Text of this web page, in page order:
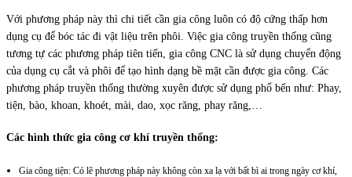
Với phương pháp này thì chi tiết cần gia công luôn có độ cứng thấp hơn
dụng cụ để bóc tác đi vật liệu trên phôi. Việc gia công truyền thống cũng
tương tự các phương pháp tiên tiến, gia công CNC là sử dụng chuyển động
của dụng cụ cắt và phôi để tạo hình dạng bề mặt cần được gia công. Các
phương pháp truyền thống thường xuyên được sử dụng phổ bến như: Phay,
tiện, bào, khoan, khoét, mài, dao, xọc răng, phay răng,…
Các hình thức gia công cơ khí truyền thống:
Gia công tiện: Có lẽ phương pháp này không còn xa lạ với bất bì ai trong ngày cơ khí,